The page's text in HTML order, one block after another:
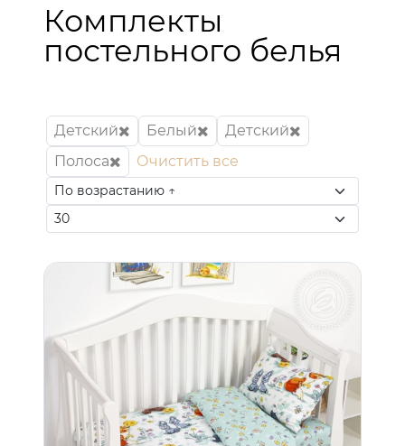
Комплекты
постельного белья
Детский Белый
Детский
Полоса
Очистить все